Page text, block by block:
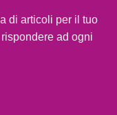
di articoli per il tuo
ad ogni